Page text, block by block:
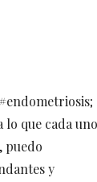
lo que cada uno
puedo
y